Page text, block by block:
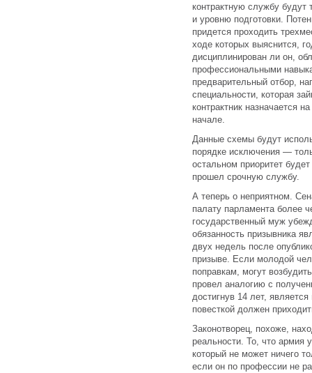
контрактную службу будут
и уровню подготовки.
придется проходить
ходе которых выяснится,
дисциплинирован ли он,
профессиональными
предварительный отбор,
специальности, которая
контрактник назначается
начале.
Данные схемы будут
порядке исключения —
остальном приоритет
прошел срочную службу.
А теперь о неприятном.
палату парламента более
государственный муж
обязанность призывника
двух недель после
призыве. Если молодой
поправкам, могут
провел аналогию с
достигнув 14 лет,
повесткой должен
Законотворец, похоже,
реальности. То, что армия
который не может ничего
если он по профессии не